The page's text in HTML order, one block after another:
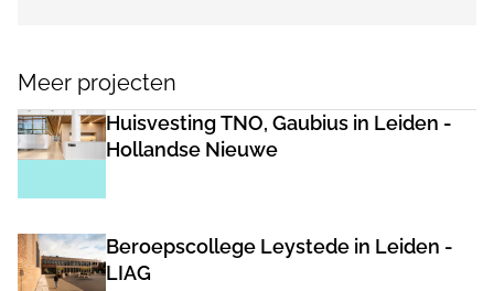
Meer projecten
Huisvesting TNO, Gaubius in Leiden -
Hollandse Nieuwe
Beroepscollege Leystede in Leiden -
LIAG